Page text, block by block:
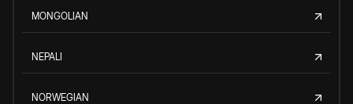
MONGOLIAN
NEPALI
NORWEGIAN